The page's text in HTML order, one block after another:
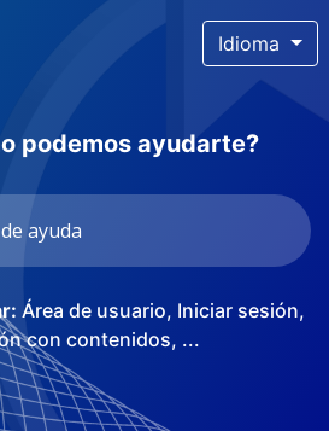
Idioma
podemos ayudarte?
Área de usuario, Iniciar sesión,
con contenidos, ...